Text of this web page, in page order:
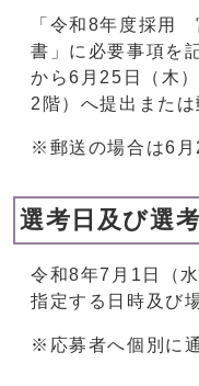
「令和8年度採用
書」に必要事項を
から6月25日（木
2階）へ提出または
※郵送の場合は6月
選考日及び選
令和8年7月1日（
指定する日時及び
※応募者へ個別に